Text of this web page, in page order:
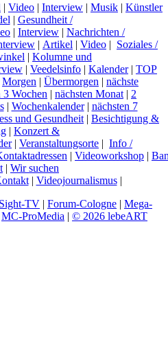
| Video | Interview | Musik | Künstler
| Gesundheit /
| Interview | Nachrichten /
| Artikel | Video | Soziales /
| Kolumne und
| Veedelsinfo | Kalender| TOP
Morgen | Übermorgen | nächste
3 Wochen | nächsten Monat | 2
| Wochenkalender| nächsten 7
und Gesundheit | Besichtigung &
| Konzert &
| Veranstaltungsorte | Info /
| Videoworkshop |
| Wir suchen
| Videojournalismus|
TV | Forum-Cologne | Mega-
MC-ProMedia | © 2026 lebeART